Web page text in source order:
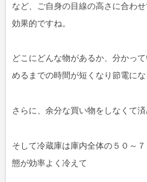
など、ご自身の目線の高さに合わ
効果的ですね。
どこにどんな物があるか、分かっ
めるまでの時間が短くなり節電にな
さらに、余分な買い物をしなくて済
そして冷蔵庫は庫内全体の５０～
態が効率よく冷えて